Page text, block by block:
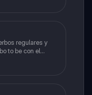
y
to be con el